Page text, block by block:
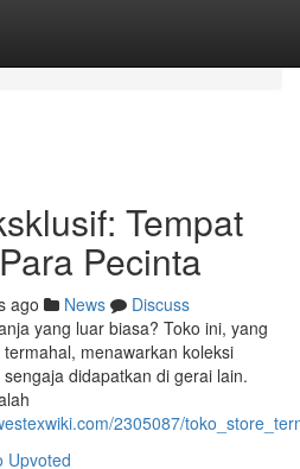
Tempat
Pecinta
ago News
Discuss
yang luar biasa? Toko ini, yang
menawarkan koleksi
didapatkan di gerai lain.
2305087/
Upvoted